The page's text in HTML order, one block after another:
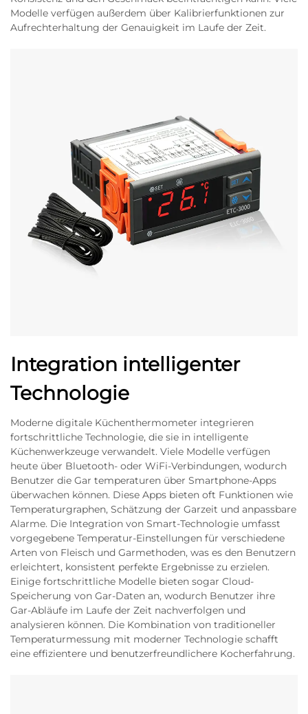
Modelle verfügen außerdem über Kalibrierfunktionen zur
Aufrechterhaltung der Genauigkeit im Laufe der Zeit.
Integration intelligenter
Technologie
Moderne digitale Küchenthermometer integrieren
fortschrittliche Technologie, die sie in intelligente
Küchenwerkzeuge verwandelt. Viele Modelle verfügen
heute über Bluetooth- oder WiFi-Verbindungen, wodurch
Benutzer die Gar temperaturen über Smartphone-Apps
überwachen können. Diese Apps bieten oft Funktionen wie
Temperaturgraphen, Schätzung der Garzeit und anpassbare
Alarme. Die Integration von Smart-Technologie umfasst
vorgegebene Temperatur-Einstellungen für verschiedene
Arten von Fleisch und Garmethoden, was es den Benutzern
erleichtert, konsistent perfekte Ergebnisse zu erzielen.
Einige fortschrittliche Modelle bieten sogar Cloud-
Speicherung von Gar-Daten an, wodurch Benutzer ihre
Gar-Abläufe im Laufe der Zeit nachverfolgen und
analysieren können. Die Kombination von traditioneller
Temperaturmessung mit moderner Technologie schafft
eine effizientere und benutzerfreundlichere Kocherfahrung.